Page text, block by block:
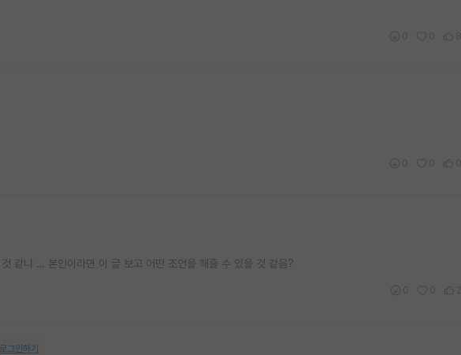
같냐 … 본인이라면 이 글 보고 어떤 조언을 해줄 수 있을 것 같음?
로그인하기